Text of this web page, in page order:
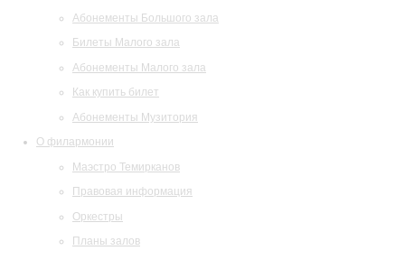
Абонементы Большого зала
Билеты Малого зала
Абонементы Малого зала
Как купить билет
Абонементы Музитория
О филармонии
Маэстро Темирканов
Правовая информация
Оркестры
Планы залов